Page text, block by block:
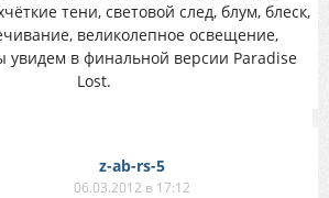
тени, световой след, блум, блеск,
великолепное освещение,
в финальной версии Paradise
Lost.
z-ab-rs-5
06.03.2012 в 17:12